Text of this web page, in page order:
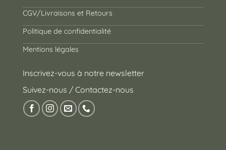
CGV/Livraisons et Retours
Politique de confidentialité
Mentions légales
Inscrivez-vous à notre newsletter
Suivez-nous / Contactez-nous